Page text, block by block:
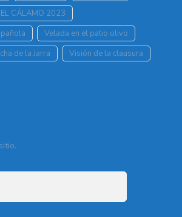
CÁLAMO 2023
Velada en el patio olivo
de la Jarra
Visión de la clausura